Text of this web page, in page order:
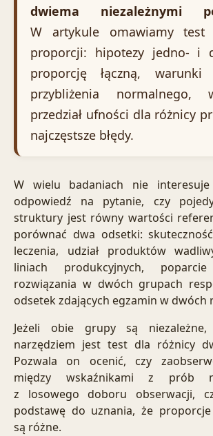
dwiema niezależnymi
W artykule omawiamy test
proporcji: hipotezy jedno- i
proporcję łączną, warunki
przybliżenia normalnego,
przedział ufności dla różnicy
najczęstsze błędy.
W wielu badaniach nie
odpowiedź na pytanie, czy
struktury jest równy wartości
porównać dwa odsetki:
leczenia, udział produktów
liniach produkcyjnych,
rozwiązania w dwóch grupach
odsetek zdających egzamin w dwóch
Jeżeli obie grupy są niezależne,
narzędziem jest test dla różnicy
Pozwala on ocenić, czy
między wskaźnikami z prób
z losowego doboru obserwacji,
podstawę do uznania, że
są różne.